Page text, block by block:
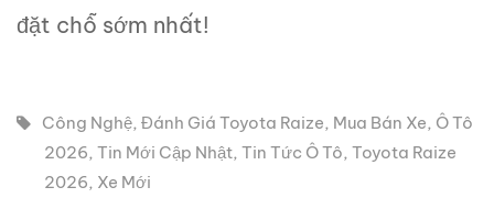
đặt chỗ sớm nhất!
Công Nghệ, Đánh Giá Toyota Raize, Mua Bán Xe, Ô Tô
2026, Tin Mới Cập Nhật, Tin Tức Ô Tô, Toyota Raize
2026, Xe Mới